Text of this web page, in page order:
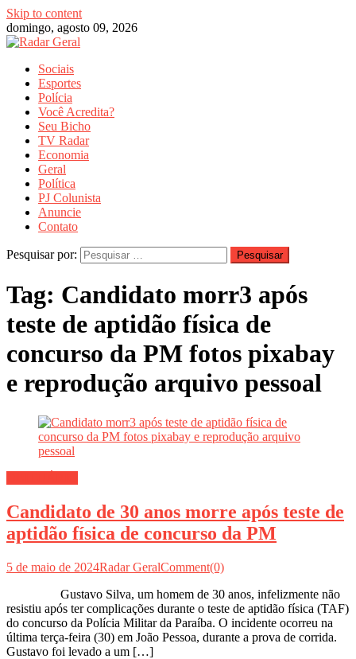
Skip to content
domingo, agosto 09, 2026
Sociais
Esportes
Polícia
Você Acredita?
Seu Bicho
TV Radar
Economia
Geral
Política
PJ Colunista
Anuncie
Contato
Pesquisar por:
Tag: Candidato morr3 após
teste de aptidão física de
concurso da PM fotos pixabay
e reprodução arquivo pessoal
Candidato de 30 anos morre após teste de
aptidão física de concurso da PM
5 de maio de 2024Radar GeralComment(0)
Gustavo Silva, um homem de 30 anos, infelizmente não
resistiu após ter complicações durante o teste de aptidão física (TAF)
do concurso da Polícia Militar da Paraíba. O incidente ocorreu na
última terça-feira (30) em João Pessoa, durante a prova de corrida.
Gustavo foi levado a um […]